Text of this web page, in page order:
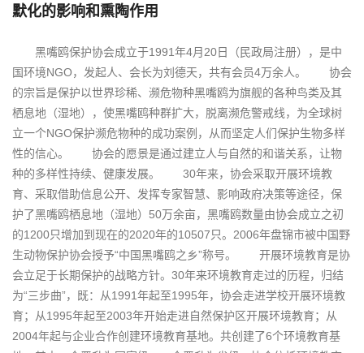
默化的影响和熏陶作用
黑嘴鸥保护协会成立于1991年4月20日（民政局注册），是中
国环境NGO，发起人、会长为刘德天，共有会员4万余人。 协会
的宗旨是保护以世界珍稀、濒危物种黑嘴鸥为旗舰的各种鸟类及其
栖息地（湿地），使黑嘴鸥种群扩大，脱离濒危警戒线，为全球树
立一个NGO保护濒危物种的成功案例，从而坚定人们保护生物多样
性的信心。 协会的愿景是通过建立人与自然的和谐关系，让物
种的多样性持续、健康发展。 30年来，协会采取开展环境教
育、采取借助信息公开、发挥专家智慧、影响政府决策等途径，保
护了黑嘴鸥栖息地（湿地）50万余亩，黑嘴鸥数量由协会成立之初
的1200只增加到现在的2020年的10507只。2006年盘锦市被中国野
生动物保护协会授予“中国黑嘴鸥之乡”称号。 开展环境教育是协
会立足于长期保护的战略方针。30年来环境教育走过的历程，归结
为“三步曲”，既：从1991年起至1995年，协会走进学校开展环境教
育；从1995年起至2003年开始走进自然保护区开展环境教育；从
2004年起与企业合作创建环境教育基地。共创建了6个环境教育基